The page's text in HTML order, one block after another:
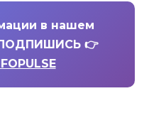
в нашем
ПОДПИШИСЬ 👉